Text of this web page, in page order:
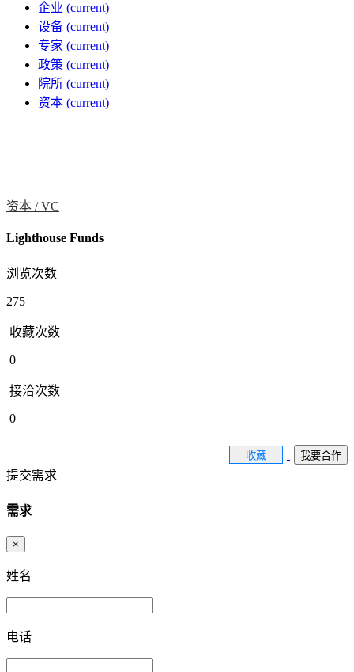
企业 (current)
设备 (current)
专家 (current)
政策 (current)
院所 (current)
资本 (current)
资本 /VC
Lighthouse Funds
浏览次数
275
收藏次数
0
接洽次数
0
收藏 我要合作
提交需求
需求
×
姓名
电话